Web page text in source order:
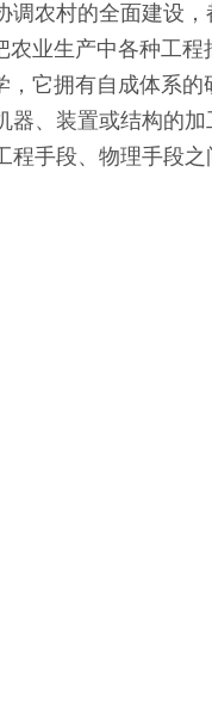
调农村的全面建设
农业生产中各种工
，它拥有自成体系
器、装置或结构的
程手段、物理手段